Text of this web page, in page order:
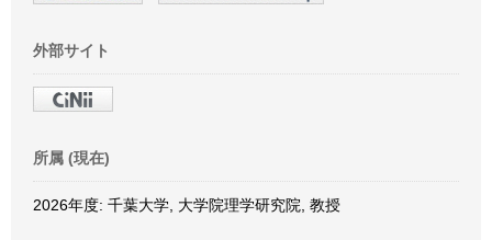
外部サイト
所属 (現在)
2026年度: 千葉大学, 大学院理学研究院, 教授